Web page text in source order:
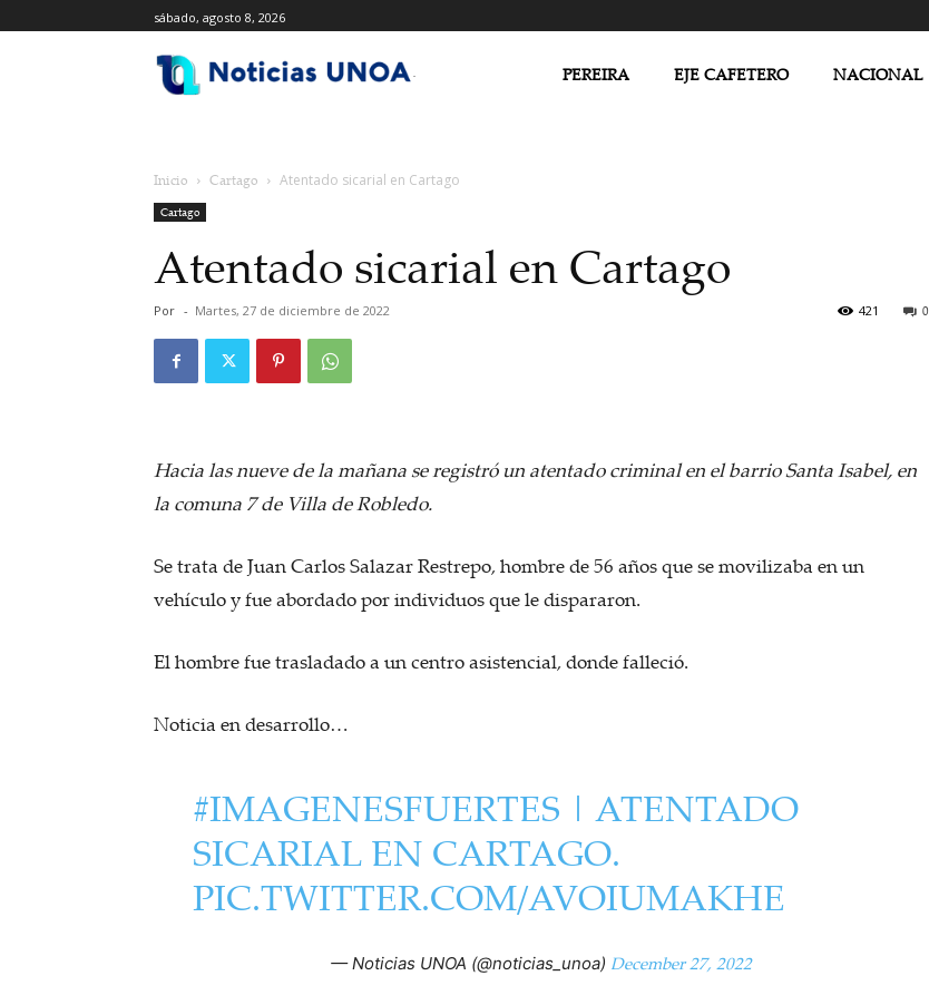
sábado, agosto 8, 2026
PEREIRA EJE CAFETERO NACIONAL
Inicio Cartago Atentado sicarial en Cartago
Cartago
Atentado sicarial en Cartago
Por - Martes, 27 de diciembre de 2022 0
421
Hacia las nueve de la mañana se registró un atentado criminal en el barrio Santa Isabel, en
la comuna 7 de Villa de Robledo.
Se trata de Juan Carlos Salazar Restrepo, hombre de 56 años que se movilizaba en un
vehículo y fue abordado por individuos que le dispararon.
El hombre fue trasladado a un centro asistencial, donde falleció.
Noticia en desarrollo…
#IMAGENESFUERTES | ATENTADO
SICARIAL EN CARTAGO.
PIC.TWITTER.COM/AVOIUMAKHE
— Noticias UNOA (@noticias_unoa) December 27, 2022